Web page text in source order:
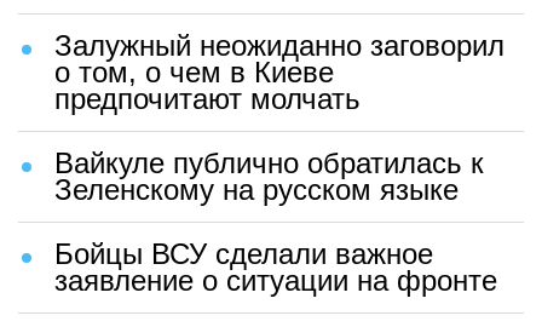
Залужный неожиданно заговорил
о том, о чем в Киеве
предпочитают молчать
Вайкуле публично обратилась к
Зеленскому на русском языке
Бойцы ВСУ сделали важное
заявление о ситуации на фронте